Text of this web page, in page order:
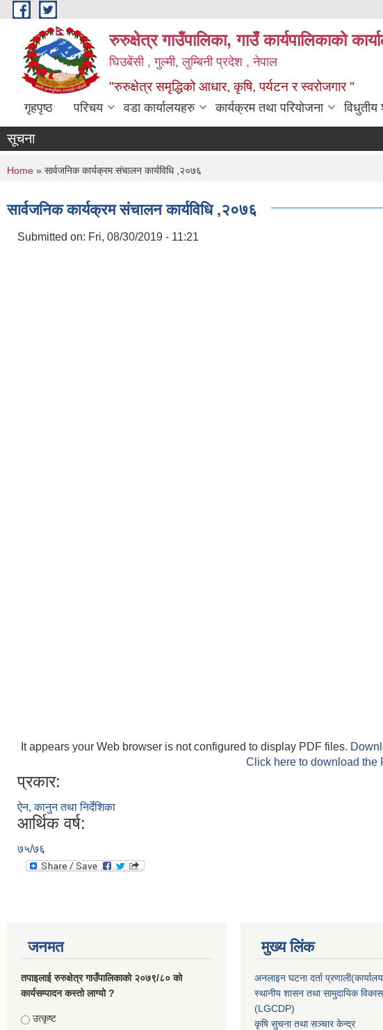
Skip to main content
रुरुक्षेत्र गाउँपालिका, गाउँ कार्यपालिकाको
घिउबेंसी , गुल्मी, लुम्बिनी प्रदेश , नेपाल
"रुरुक्षेत्र समृद्धिको आधार, कृषि, पर्यटन र स्वरोजगार "
गृहपृष्ठ परिचय वडा कार्यालयहरु कार्यक्रम तथा परियोजना
सूचना
You are here
Home » सार्वजनिक कार्यक्रम संचालन कार्यविधि ,२०७६
सार्वजनिक कार्यक्रम संचालन कार्यविधि ,२०७६
Submitted on: Fri, 08/30/2019 - 11:21
It appears your Web browser is not configured to display PDF files.
Click here to download the
प्रकार:
ऐन, कानुन तथा निर्देशिका
आर्थिक वर्ष:
७५/७६
जनमत
तपाइलाई रुरुक्षेत्र गाउँपालिकाको २०७९/८० को
कार्यसम्पादन कस्तो लाग्यो ?
Choices
उत्कृष्ट
मुख्य लिंक
अनलाइन घटना दर्ता
स्थानीय शासन तथा सामुदायिक
(LGCDP)
कृषि सुचना तथा सञ्चार केन्द्र